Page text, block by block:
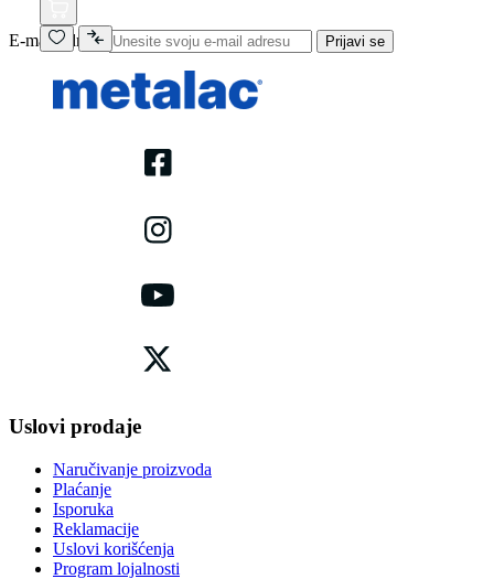
E-mail adresa Prijavi se
Uslovi prodaje
Naručivanje proizvoda
Plaćanje
Isporuka
Reklamacije
Uslovi korišćenja
Program lojalnosti